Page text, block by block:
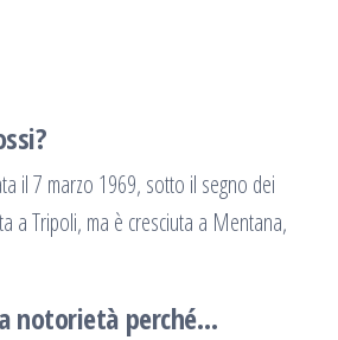
il 7 marzo 1969, sotto il segno dei
a Tripoli, ma è cresciuta a Mentana,
notorietà perché…